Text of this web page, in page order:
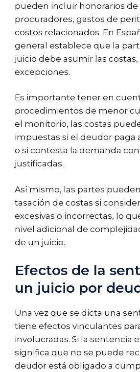
pueden incluir honorarios de
procuradores, gastos de
costos relacionados. En
general establece que la
juicio debe asumir las costas,
excepciones.
Es importante tener en
procedimientos de menor
el monitorio, las costas
impuestas si el deudor paga
o si contesta la demanda
justificadas.
Así mismo, las partes
tasación de costas si
excesivas o incorrectas, lo
nivel adicional de
de un juicio.
Efectos de la
un juicio por
Una vez que se dicta una
tiene efectos vinculantes
involucradas. Si la sentencia
significa que no se puede
deudor está obligado a